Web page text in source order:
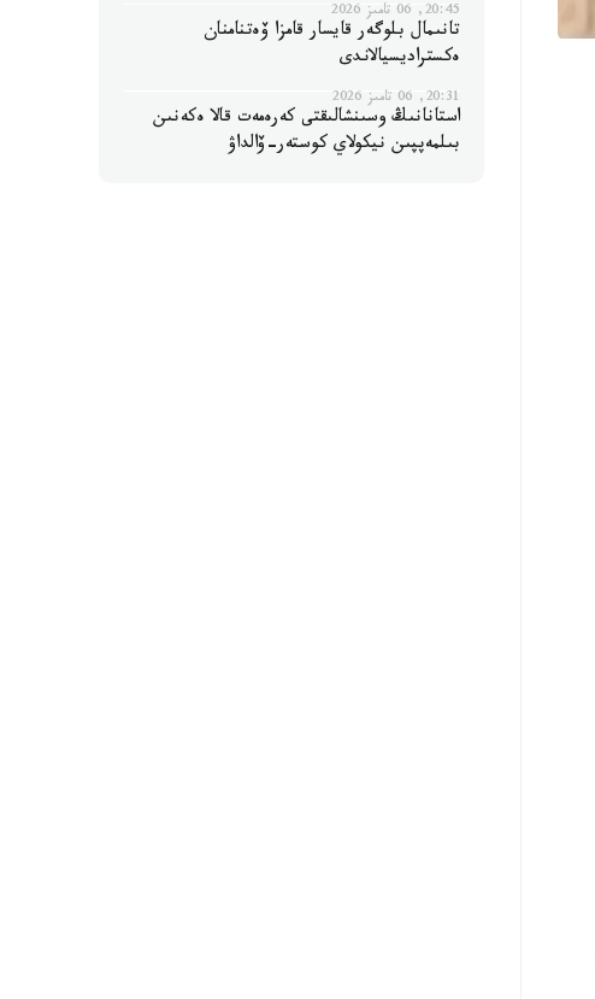
20:45, 06 تامىز 2026
تانىمال بلوگەر قايسار قامزا ۆەتنامنان
ەكستراديسيالاندى
20:31, 06 تامىز 2026
استانانىڭ وسىنشالىقتى كەرەمەت قالا ەكەنىن
بىلمەپپىن نيكولاي كوستەر-ۆالداۋ